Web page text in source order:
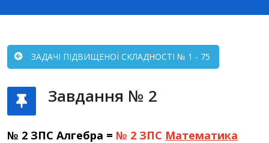
ЗАДАЧІ ПІДВИЩЕНОЇ СКЛАДНОСТІ № 1 - 75
Завдання № 2
№ 2 ЗПС Алгебра = № 2 ЗПС Математика